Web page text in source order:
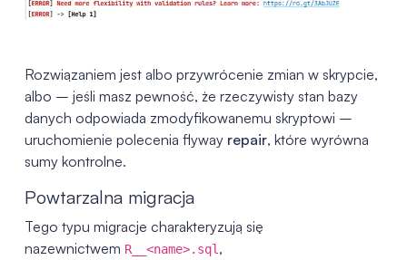
Rozwiązaniem jest albo przywrócenie zmian w skrypcie,
albo – jeśli masz pewność, że rzeczywisty stan bazy
danych odpowiada zmodyfikowanemu skryptowi –
uruchomienie polecenia flyway repair, które wyrówna
sumy kontrolne.
Powtarzalna migracja
Tego typu migracje charakteryzują się
nazewnictwem R__<name>.sql,